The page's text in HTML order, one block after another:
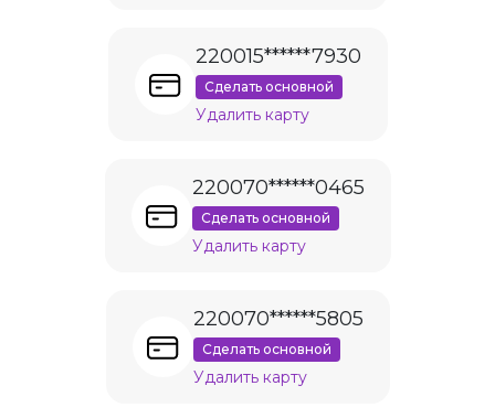
220015******7930
Сделать основной
Удалить карту
220070******0465
Сделать основной
Удалить карту
220070******5805
Сделать основной
Удалить карту